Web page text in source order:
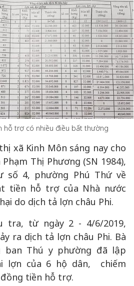
hỗ trợ có nhiều điều bất thường
xã Kinh Môn sáng nay cho
Thị Phương (SN 1984),
số 4, phường Phú Thứ về
tiền hỗ trợ của Nhà nước
do dịch tả lợn châu Phi.
tra, từ ngày 2 - 4/6/2019,
ra dịch tả lợn châu Phi. Bà
ban Thú y phường đã lập
lợn của 6 hộ dân, chiếm
tiền hỗ trợ.